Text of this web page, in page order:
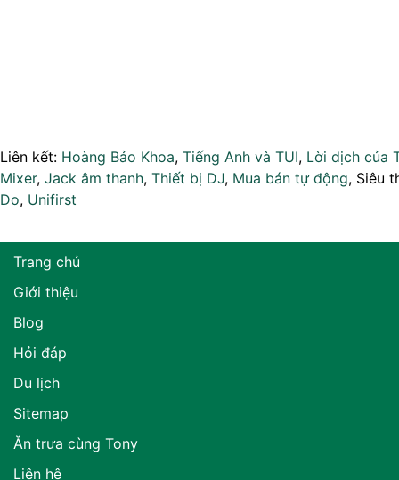
Liên kết: Hoàng Bảo Khoa, Tiếng Anh và TUI, Lời dịch của
Mixer, Jack âm thanh, Thiết bị DJ, Mua bán tự động, Siêu
Do, Unifirst
Trang chủ
Giới thiệu
Blog
Hỏi đáp
Du lịch
Sitemap
Ăn trưa cùng Tony
Liên hệ